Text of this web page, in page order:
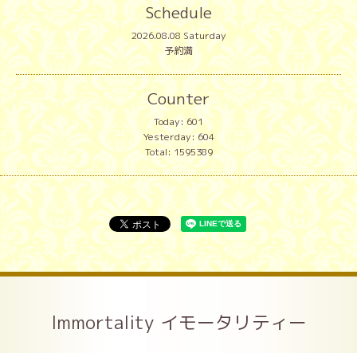
Schedule
2026.08.08 Saturday
予約満
Counter
Today:601
Yesterday:604
Total:1595389
Immortality イモータリティー